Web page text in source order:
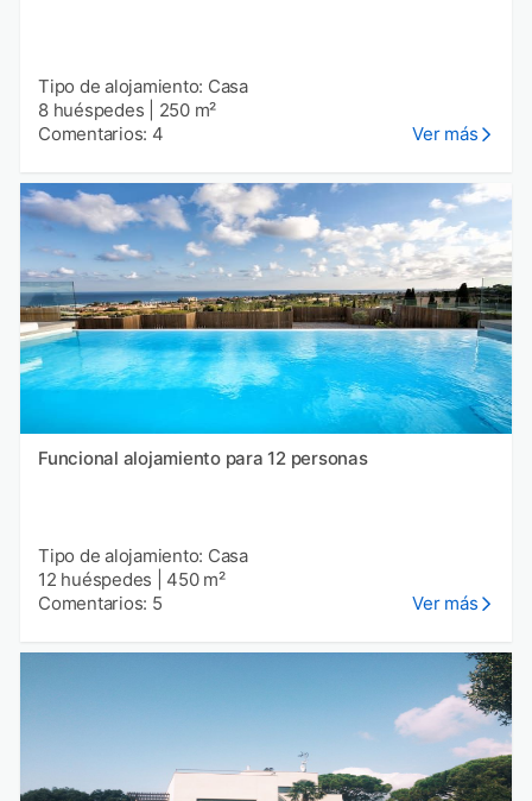
Tipo de alojamiento: Casa
8 huéspedes
250 m²
Comentarios: 4
Ver más
Funcional alojamiento para 12 personas
Tipo de alojamiento: Casa
12 huéspedes
450 m²
Comentarios: 5
Ver más